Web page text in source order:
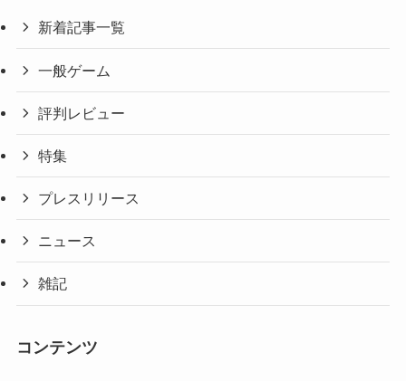
新着記事一覧
一般ゲーム
評判レビュー
特集
プレスリリース
ニュース
雑記
コンテンツ